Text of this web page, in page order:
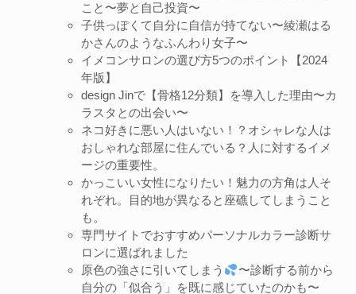
こと〜夢と自己投資〜
子供っぽくて自分に自信が持てない〜綾瀬はる
かさんのようなふんわり女子〜
イメコンサロンの選び方5つのポイント【2024
年版】
design Jinで【骨格12分類】を導入した理由〜カ
ラスタとの出会い〜
ネコ好きに悪い人はいない！？オシャレな人は
おしゃれな部屋に住んでいる？人に対するイメ
ージの重要性。
かっこいい女性になりたい！魅力の方角は人そ
れぞれ。目的地が異なると座礁してしまうこと
も。
専門サイトでおすすめパーソナルカラー診断サ
ロンに選ばれました
原色の強さに引いてしまう
〜診断する前から
自分の「似合う」を既に感じていたのかも〜